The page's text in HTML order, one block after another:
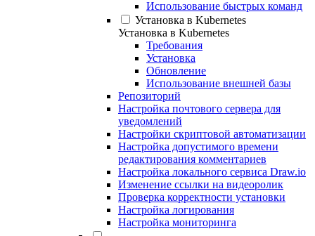
Использование быстрых команд
Установка в Kubernetes
Установка в Kubernetes
Требования
Установка
Обновление
Использование внешней базы
Репозиторий
Настройка почтового сервера для
уведомлений
Настройки скриптовой автоматизации
Настройка допустимого времени
редактирования комментариев
Настройка локального сервиса Draw.io
Изменение ссылки на видеоролик
Проверка корректности установки
Настройка логирования
Настройка мониторинга